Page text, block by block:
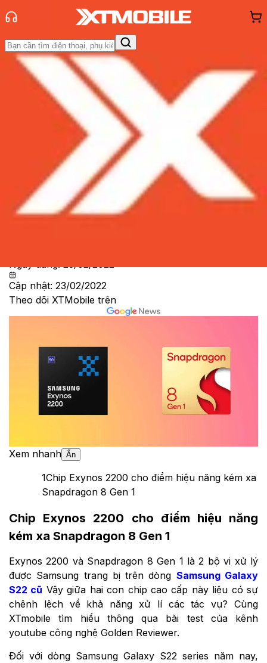
Trang chủ
Tin tức
Tin Mới
Đánh Giá - Trên TaySo Sánh Tư vấnKhuyến
Hỏi đáp App - Game Thông báo
hàng - Sự kiện
Exynos 2200 vs Snapdragon 8 Gen
1: Samfan Việt Nam thở phào nhẹ
nhõm
Ngày đăng:23/02/2022
Cập nhật: 23/02/2022
Theo dõi XTMobile trên
Xem nhanh Ẩn
1Chip Exynos 2200 cho điểm hiệu năng kém xa
Snapdragon 8 Gen 1
Chip Exynos 2200 cho điểm hiệu năng
kém xa Snapdragon 8 Gen 1
Exynos 2200 và Snapdragon 8 Gen 1 là 2 bộ vi xử lý
được Samsung trang bị trên dòng Samsung Galaxy
S22 cũ Vậy giữa hai con chip cao cấp này liệu có sự
chênh lệch về khả năng xử lí các tác vụ? Cùng
XTmobile tìm hiểu thông qua bài test của kênh
youtube công nghệ Golden Reviewer.
Đối với dòng Samsung Galaxy S22 series năm nay,